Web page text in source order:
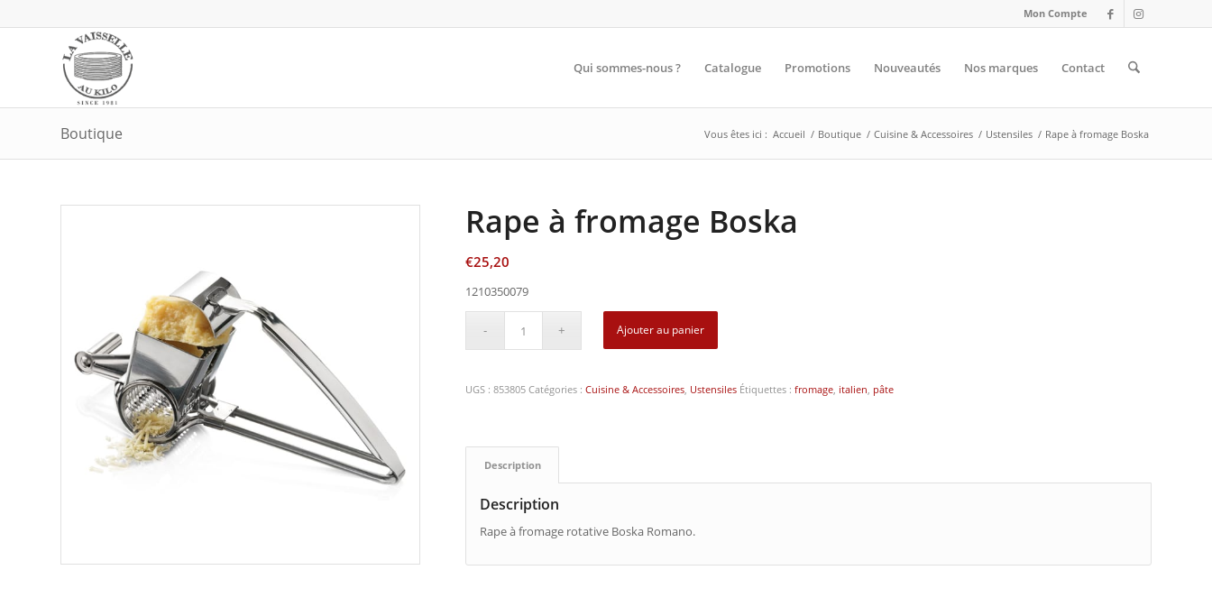
Mon Compte
Qui sommes-nous ? Catalogue Promotions Nouveautés Nos marques Contact
Boutique Vous êtes ici : Accueil / Boutique / Cuisine & Accessoires / Ustensiles / Rape à fromage Boska
Rape à fromage Boska
€25,20
1210350079
Ajouter au panier
UGS :853805 Catégories :Cuisine & Accessoires, Ustensiles Étiquettes :fromage, italien, pâte
Description
Description
Rape à fromage rotative Boska Romano.